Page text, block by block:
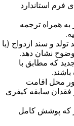
فرم استاندارد
همراه ترجمه
تولد و سند ازدواج (یا
وضوح نشان دهد.
که مطابق با
باشند.
محل اقامت
سابقه کیفری
که پوشش کامل